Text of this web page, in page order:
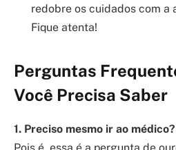
redobre os cuidados com a
Fique atenta!
Perguntas
Você Precisa Saber
1. Preciso mesmo ir ao médico?